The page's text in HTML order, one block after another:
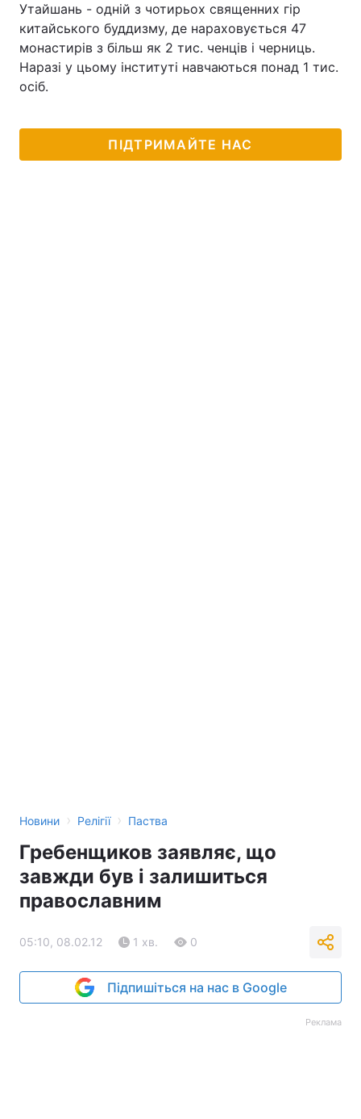
Головна Війна
Україна
Економіка
Спорт Наука
Утайшань - одній з чотирьох священних гір
китайського буддизму, де нараховується 47
монастирів з більш як 2 тис. ченців і черниць.
Наразі у цьому інституті навчаються понад 1 тис.
осіб.
ПІДТРИМАЙТЕ НАС
Новини › Релігії › Паства
Гребенщиков заявляє, що
завжди був і залишиться
православним
05:10, 08.02.12 1 хв. 0
Підпишіться на нас в Google
Реклама